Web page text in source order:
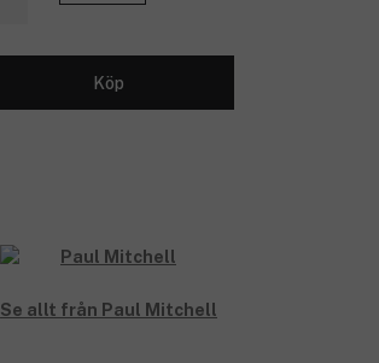
Köp
Se allt från Paul Mitchell